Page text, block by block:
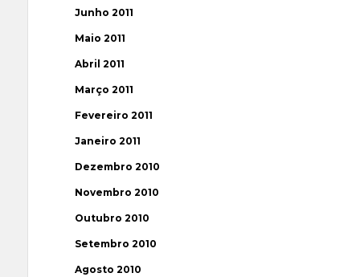
Junho 2011
Maio 2011
Abril 2011
Março 2011
Fevereiro 2011
Janeiro 2011
Dezembro 2010
Novembro 2010
Outubro 2010
Setembro 2010
Agosto 2010